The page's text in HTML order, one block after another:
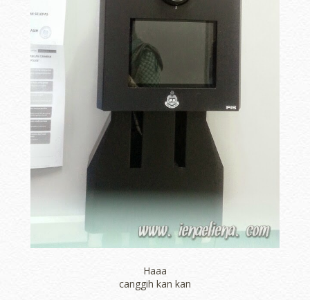
Haaa
canggih kan kan